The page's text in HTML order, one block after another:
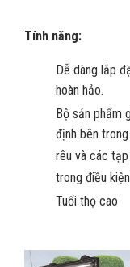
Tính năng:
Dễ dàng lắp
hoàn hảo.
Bộ sản phẩm
định bên
rêu và các
trong điều
Tuổi thọ cao